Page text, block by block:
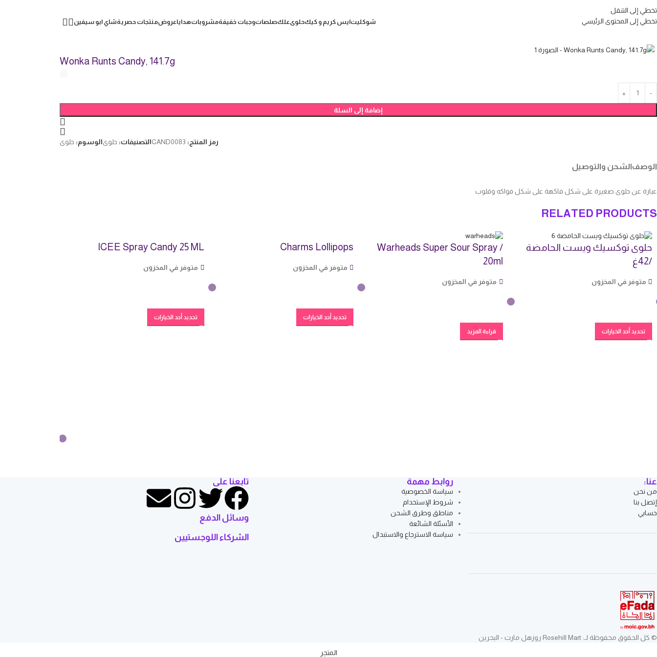
تخطي إلى التنقل
تخطي إلى المحتوى الرئيسي
شوكليتايس كريم و كيكحلوىعلكصلصاتوجبات خفيفةمشروباتهداياعروضمنتجات حصريةشاي ابو سيفين
Wonka Runts Candy, 141.7g
إضافة إلى السلة
رمز المنتج: CAND0083التصنيفات: حلوىالوسوم: حلوى
الوصفالشحن والتوصيل
عبارة عن حلوى صغيرة على شكل فاكهة على شكل فواكه وقلوب
RELATED PRODUCTS
حلوى توكسيك ويست الحامضة
/42غ
متوفر في المخزون
تحديد أحد الخيارات
Warheads Super Sour Spray /
20ml
متوفر في المخزون
قراءة المزيد
Charms Lollipops
متوفر في المخزون
تحديد أحد الخيارات
ICEE Spray Candy 25 ML
متوفر في المخزون
تحديد أحد الخيارات
عنا:
من نحن
إتصل بنا
حسابي
روابط مهمة
سياسة الخصوصية
شروط الإستخدام
مناطق وطرق الشحن
الأسئلة الشائعة
سياسة الاسترجاع والاستبدال
تابعنا على
وسائل الدفع
الشركاء اللوجستيين
© كل الحقوق محفوظة لـ: Rosehill Mart روزهل مارت - البحرين
المتجر